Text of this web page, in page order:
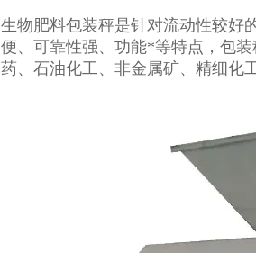
生物肥料包装秤是针对流动性较好
便、可靠性强、功能*等特点，包
药、石油化工、非金属矿、精细化